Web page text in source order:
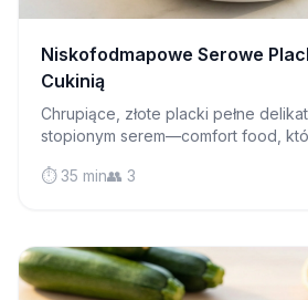
Niskofodmapowe Serowe
Cukinią
Chrupiące, złote placki pełne
stopionym serem—comfort food,
przekąs.
⏱️ 35 min👥 3